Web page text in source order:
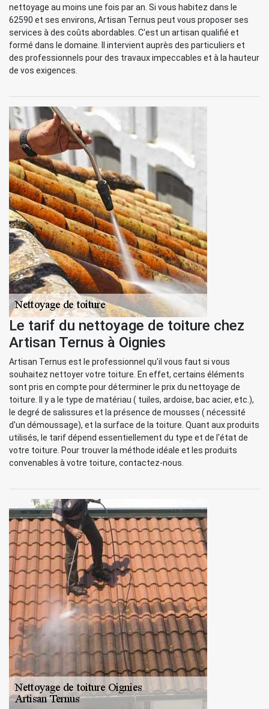
nettoyage au moins une fois par an. Si vous habitez dans le
62590 et ses environs, Artisan Ternus peut vous proposer ses
services à des coûts abordables. C'est un artisan qualifié et
formé dans le domaine. Il intervient auprès des particuliers et
des professionnels pour des travaux impeccables et à la hauteur
de vos exigences.
Le tarif du nettoyage de toiture chez
Artisan Ternus à Oignies
Artisan Ternus est le professionnel qu'il vous faut si vous
souhaitez nettoyer votre toiture. En effet, certains éléments
sont pris en compte pour déterminer le prix du nettoyage de
toiture. Il y a le type de matériau ( tuiles, ardoise, bac acier, etc.),
le degré de salissures et la présence de mousses ( nécessité
d'un démoussage), et la surface de la toiture. Quant aux produits
utilisés, le tarif dépend essentiellement du type et de l'état de
votre toiture. Pour trouver la méthode idéale et les produits
convenables à votre toiture, contactez-nous.